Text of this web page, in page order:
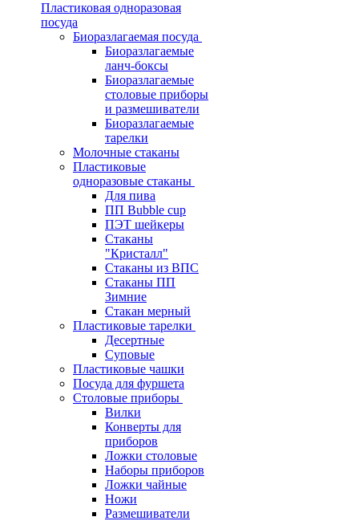
Пластиковая одноразовая
посуда
Биоразлагаемая посуда
Биоразлагаемые
ланч-боксы
Биоразлагаемые
столовые приборы
и размешиватели
Биоразлагаемые
тарелки
Молочные стаканы
Пластиковые
одноразовые стаканы
Для пива
ПП Bubble cup
ПЭТ шейкеры
Стаканы
"Кристалл"
Стаканы из ВПС
Стаканы ПП
Зимние
Стакан мерный
Пластиковые тарелки
Десертные
Суповые
Пластиковые чашки
Посуда для фуршета
Столовые приборы
Вилки
Конверты для
приборов
Ложки столовые
Наборы приборов
Ложки чайные
Ножи
Размешиватели